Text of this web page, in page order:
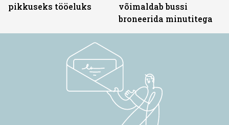
pikkuseks tööeluks
võimaldab bussi
broneerida minutitega